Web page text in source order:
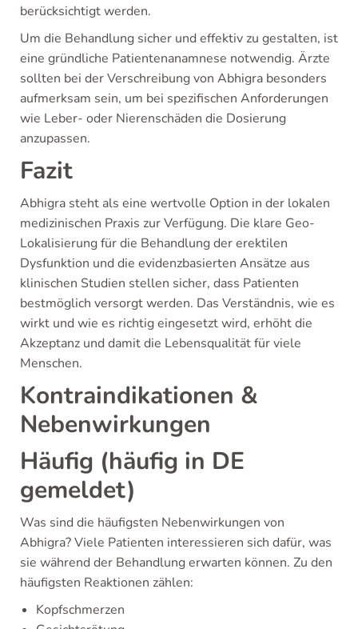
berücksichtigt werden.
Um die Behandlung sicher und effektiv zu gestalten, ist
eine gründliche Patientenanamnese notwendig. Ärzte
sollten bei der Verschreibung von Abhigra besonders
aufmerksam sein, um bei spezifischen Anforderungen
wie Leber- oder Nierenschäden die Dosierung
anzupassen.
Fazit
Abhigra steht als eine wertvolle Option in der lokalen
medizinischen Praxis zur Verfügung. Die klare Geo-
Lokalisierung für die Behandlung der erektilen
Dysfunktion und die evidenzbasierten Ansätze aus
klinischen Studien stellen sicher, dass Patienten
bestmöglich versorgt werden. Das Verständnis, wie es
wirkt und wie es richtig eingesetzt wird, erhöht die
Akzeptanz und damit die Lebensqualität für viele
Menschen.
Kontraindikationen &
Nebenwirkungen
Häufig (häufig in DE
gemeldet)
Was sind die häufigsten Nebenwirkungen von
Abhigra? Viele Patienten interessieren sich dafür, was
sie während der Behandlung erwarten können. Zu den
häufigsten Reaktionen zählen:
Kopfschmerzen